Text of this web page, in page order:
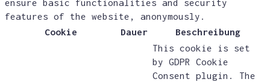
ensure basic functionalities and security
features of the website, anonymously.
Cookie
Dauer Beschreibung
This cookie is set
by GDPR Cookie
Consent plugin. The